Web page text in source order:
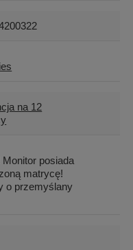
na 12
Monitor posiada
matrycę!
o przemyślany